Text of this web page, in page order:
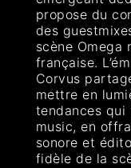
propose du
des
scène Omega
française.
Corvus
mettre en
tendances qui
music, en
sonore et
fidèle de la